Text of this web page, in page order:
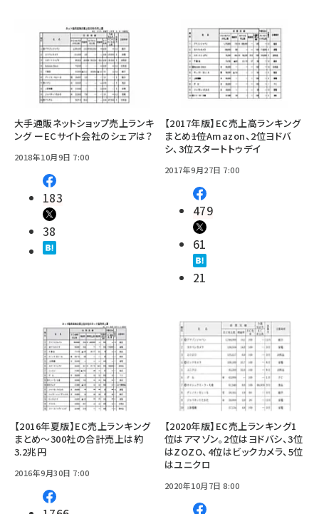
大手通販ネットショップ売上ランキ
ング ーECサイト会社のシェアは？
2018年10月9日 7:00
183
38
【2017年版】EC売上高ランキング
まとめ――1位Amazon、2位ヨドバ
シ、3位スタートトゥデイ
2017年9月27日 7:00
479
61
21
【2016年夏版】EC売上ランキング
まとめ～300社の合計売上は約
3.2兆円
2016年9月30日 7:00
【2020年版】EC売上ランキング1
位はアマゾン。2位はヨドバシ、3位
はZOZO、4位はビックカメラ、5位
はユニクロ
2020年10月7日 8:00